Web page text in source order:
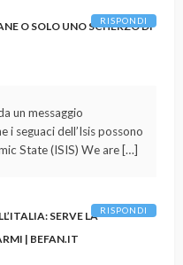
O SOLO UNO SCHERZO DI
un messaggio
i seguaci dell’Isis possono
State (ISIS) We are […]
RISPONDI
SERVE LA
| BEFAN.IT
RISPONDI